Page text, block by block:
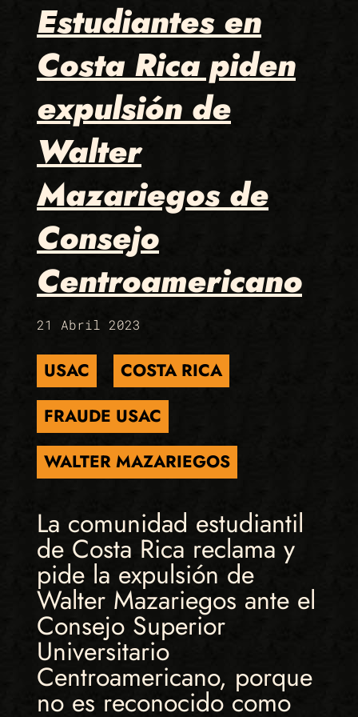
Estudiantes en
Costa Rica piden
expulsión de
Walter
Mazariegos de
Consejo
Centroamericano
21 Abril 2023
USAC
COSTA RICA
FRAUDE USAC
WALTER MAZARIEGOS
La comunidad estudiantil
de Costa Rica reclama y
pide la expulsión de
Walter Mazariegos ante el
Consejo Superior
Universitario
Centroamericano, porque
no es reconocido como